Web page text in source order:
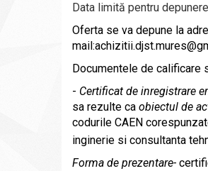
Data limită pentru
Oferta se va depune la
mail:
Documentele de calificare
- Certificat de inregistrare
sa rezulte ca obiectul de
codurile CAEN
inginerie si consultanta
Forma de prezentare-